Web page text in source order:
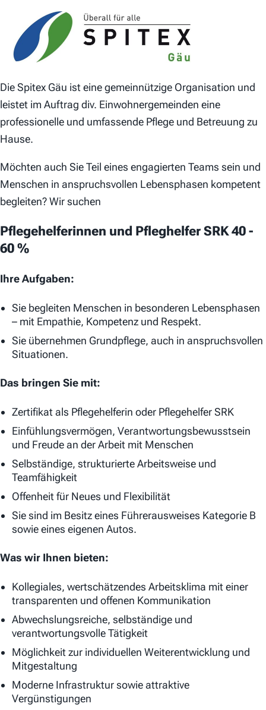
Die Spitex Gäu ist eine gemeinnützige Organisation und
leistet im Auftrag div. Einwohnergemeinden eine
professionelle und umfassende Pflege und Betreuung zu
Hause.
Möchten auch Sie Teil eines engagierten Teams sein und
Menschen in anspruchsvollen Lebensphasen kompetent
begleiten? Wir suchen
Pflegehelferinnen und Pfleghelfer SRK 40 -
60 %
Ihre Aufgaben:
Sie begleiten Menschen in besonderen Lebensphasen
– mit Empathie, Kompetenz und Respekt.
Sie übernehmen Grundpflege, auch in anspruchsvollen
Situationen.
Das bringen Sie mit:
Zertifikat als Pflegehelferin oder Pflegehelfer SRK
Einfühlungsvermögen, Verantwortungsbewusstsein
und Freude an der Arbeit mit Menschen
Selbständige, strukturierte Arbeitsweise und
Teamfähigkeit
Offenheit für Neues und Flexibilität
Sie sind im Besitz eines Führerausweises Kategorie B
sowie eines eigenen Autos.
Was wir Ihnen bieten:
Kollegiales, wertschätzendes Arbeitsklima mit einer
transparenten und offenen Kommunikation
Abwechslungsreiche, selbständige und
verantwortungsvolle Tätigkeit
Möglichkeit zur individuellen Weiterentwicklung und
Mitgestaltung
Moderne Infrastruktur sowie attraktive
Vergünstigungen